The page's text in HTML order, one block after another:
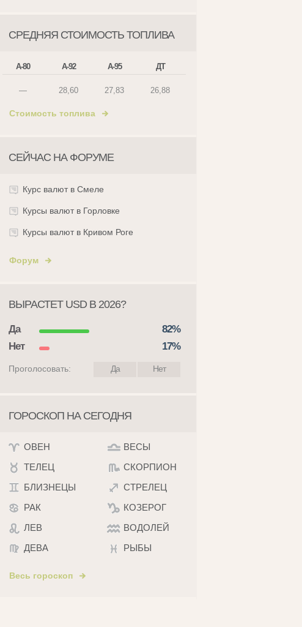
СРЕДНЯЯ СТОИМОСТЬ ТОПЛИВА
А-80 А-92 А-95 ДТ
— 28,60 27,83 26,88
Стоимость топлива
СЕЙЧАС НА ФОРУМЕ
Курс валют в Смеле
Курсы валют в Горловке
Курсы валют в Кривом Роге
Форум
ВЫРАСТЕТ USD В 2026?
Да
82%
Нет
17%
Проголосовать: Нет
Да
ГОРОСКОП НА СЕГОДНЯ
ОВЕН
ТЕЛЕЦ
БЛИЗНЕЦЫ
РАК
ЛЕВ
ДЕВА
ВЕСЫ
СКОРПИОН
СТРЕЛЕЦ
КОЗЕРОГ
ВОДОЛЕЙ
РЫБЫ
Весь гороскоп